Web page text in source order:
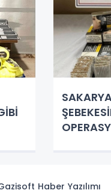
Haber Yazılımı